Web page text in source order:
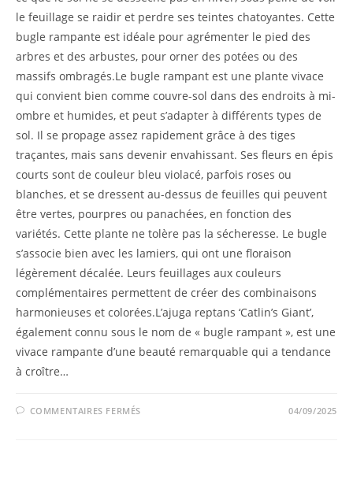
le feuillage se raidir et perdre ses teintes chatoyantes. Cette
bugle rampante est idéale pour agrémenter le pied des
arbres et des arbustes, pour orner des potées ou des
massifs ombragés.Le bugle rampant est une plante vivace
qui convient bien comme couvre-sol dans des endroits à mi-
ombre et humides, et peut s’adapter à différents types de
sol. Il se propage assez rapidement grâce à des tiges
traçantes, mais sans devenir envahissant. Ses fleurs en épis
courts sont de couleur bleu violacé, parfois roses ou
blanches, et se dressent au-dessus de feuilles qui peuvent
être vertes, pourpres ou panachées, en fonction des
variétés. Cette plante ne tolère pas la sécheresse. Le bugle
s’associe bien avec les lamiers, qui ont une floraison
légèrement décalée. Leurs feuillages aux couleurs
complémentaires permettent de créer des combinaisons
harmonieuses et colorées.L’ajuga reptans ‘Catlin’s Giant’,
également connu sous le nom de « bugle rampant », est une
vivace rampante d’une beauté remarquable qui a tendance
à croître…
COMMENTAIRES FERMÉS 04/09/2025